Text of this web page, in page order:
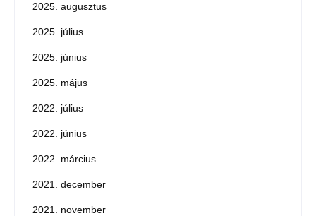
2025. augusztus
2025. július
2025. június
2025. május
2022. július
2022. június
2022. március
2021. december
2021. november